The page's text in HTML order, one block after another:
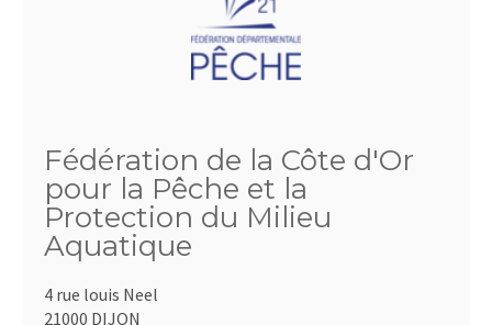
Fédération de la Côte d'Or
pour la Pêche et la
Protection du Milieu
Aquatique
4 rue louis Neel
21000 DIJON